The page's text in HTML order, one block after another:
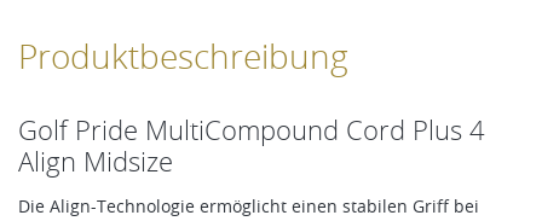
Produktbeschreibung
Golf Pride MultiCompound Cord Plus 4
Align Midsize
Die Align-Technologie ermöglicht einen stabilen Griff bei